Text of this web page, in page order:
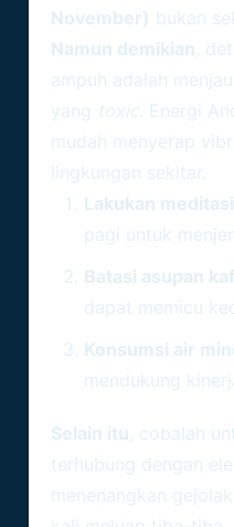
November) bukan
Namun demikian,
ampuh adalah
yang toxic. Energi
mudah menyerap
lingkungan sekitar.
Lakukan
pagi untuk
Batasi asupan
dapat memicu
Konsumsi air
mendukung
Selain itu, cobalah
terhubung dengan
menenangkan